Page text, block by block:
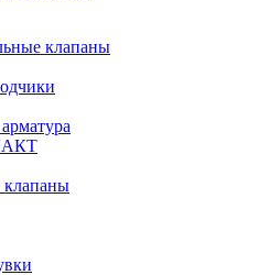
клапаны